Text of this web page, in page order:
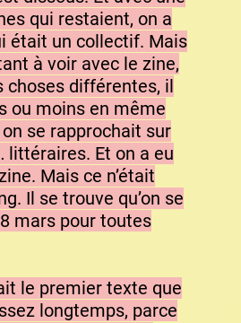
qui restaient, on a
était un collectif. Mais
à voir avec le zine,
choses différentes, il
ou moins en même
se rapprochait sur
littéraires. Et on a eu
Mais ce n’était
Il se trouve qu’on se
mars pour toutes
le premier texte que
longtemps, parce